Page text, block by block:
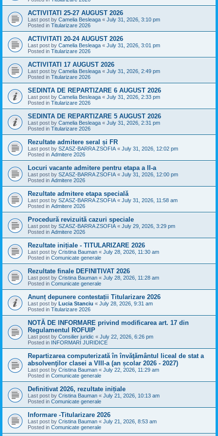
ACTIVITATI 25-27 AUGUST 2026
Last post by Camelia Besleaga « July 31, 2026, 3:10 pm
Posted in Titularizare 2026
ACTIVITATI 20-24 AUGUST 2026
Last post by Camelia Besleaga « July 31, 2026, 3:01 pm
Posted in Titularizare 2026
ACTIVITATI 17 AUGUST 2026
Last post by Camelia Besleaga « July 31, 2026, 2:49 pm
Posted in Titularizare 2026
SEDINTA DE REPARTIZARE 6 AUGUST 2026
Last post by Camelia Besleaga « July 31, 2026, 2:33 pm
Posted in Titularizare 2026
SEDINTA DE REPARTIZARE 5 AUGUST 2026
Last post by Camelia Besleaga « July 31, 2026, 2:31 pm
Posted in Titularizare 2026
Rezultate admitere seral și FR
Last post by SZASZ-BARRA ZSOFIA « July 31, 2026, 12:02 pm
Posted in Admitere 2026
Locuri vacante admitere pentru etapa a II-a
Last post by SZASZ-BARRA ZSOFIA « July 31, 2026, 12:00 pm
Posted in Admitere 2026
Rezultate admitere etapa specială
Last post by SZASZ-BARRA ZSOFIA « July 31, 2026, 11:58 am
Posted in Admitere 2026
Procedură revizuită cazuri speciale
Last post by SZASZ-BARRA ZSOFIA « July 29, 2026, 3:29 pm
Posted in Admitere 2026
Rezultate inițiale - TITULARIZARE 2026
Last post by Cristina Bauman « July 28, 2026, 11:30 am
Posted in Comunicate generale
Rezultate finale DEFINITIVAT 2026
Last post by Cristina Bauman « July 28, 2026, 11:28 am
Posted in Comunicate generale
Anunț depunere contestații Titularizare 2026
Last post by Lucia Stanciu « July 28, 2026, 9:31 am
Posted in Titularizare 2026
NOTĂ DE INFORMARE privind modificarea art. 17 din
Regulamentul ROFUIP
Last post by Consilier juridic « July 22, 2026, 6:26 pm
Posted in INFORMARI JURIDICE
Repartizarea computerizată în învăţământul liceal de stat a
absolvenţilor clasei a VIII-a (an școlar 2026 - 2027)
Last post by Cristina Bauman « July 22, 2026, 11:29 am
Posted in Comunicate generale
Definitivat 2026, rezultate inițiale
Last post by Cristina Bauman « July 21, 2026, 10:13 am
Posted in Comunicate generale
Informare -Titularizare 2026
Last post by Cristina Bauman « July 21, 2026, 8:53 am
Posted in Comunicate generale